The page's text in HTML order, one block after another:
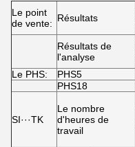
Le point
de vente: Résultats
Résultats de
l'analyse
Le PHS:
PHS5
PHS18
SI···TK
Le nombre
d'heures de
travail